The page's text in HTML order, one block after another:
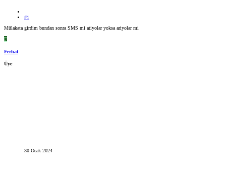
#1
Mülakata girdim bundan sonra SMS mi atiyolar yoksa ariyolar mi
F
Ferhat
Üye
30 Ocak 2024